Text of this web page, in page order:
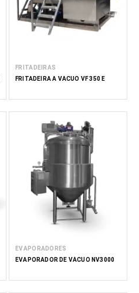
FRITADEIRAS
FRITADEIRA A VÁCUO VF 350 E
EVAPORADORES
EVAPORADOR DE VÁCUO NV3000